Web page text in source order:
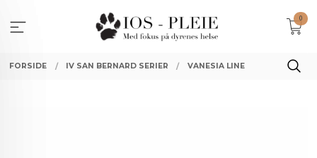
innholdet
0
FORSIDE IV SAN BERNARD SERIER VANESIA LINE